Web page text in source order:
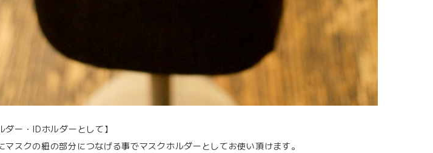
ダー・IDホルダーとして】
マスクの紐の部分につなげる事でマスクホルダーとしてお使い頂けます。